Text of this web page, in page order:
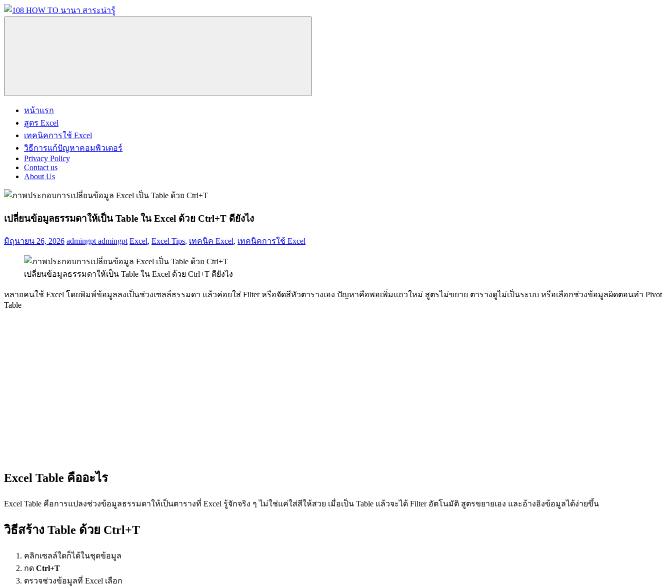
Skip
to
รู้
การ
และ
อื่นๆ
มากมาย
Menu
หน้าแรก
สูตร Excel
เทคนิคการใช้ Excel
วิธีการแก้ปัญหาคอมพิวเตอร์
Privacy Policy
Contact us
About Us
เปลี่ยนข้อมูลธรรมดาให้เป็น Table ใน Excel ด้วย Ctrl+T ดียังไง
มิถุนายน 26, 2026 admingpt admingpt Excel, Excel Tips, เทคนิค Excel, เทคนิคการใช้ Excel
เปลี่ยนข้อมูลธรรมดาให้เป็น Table ใน Excel ด้วย Ctrl+T ดียังไง
หลายคนใช้ Excel โดยพิมพ์ข้อมูลลงเป็นช่วงเซลล์ธรรมดา แล้วค่อยใส่ Filter หรือจัดสีหัวตารางเอง ปัญหาคือพอเพิ่มแถวใหม่ สูตรไม่ขยาย ตารางดูไม่เป็นระบบ หรือเลือกช่วงข้อมูลผิดตอนทำ Pivot
Table
Excel Table คืออะไร
Excel Table คือการแปลงช่วงข้อมูลธรรมดาให้เป็นตารางที่ Excel รู้จักจริง ๆ ไม่ใช่แค่ใส่สีให้สวย เมื่อเป็น Table แล้วจะได้ Filter อัตโนมัติ สูตรขยายเอง และอ้างอิงข้อมูลได้ง่ายขึ้น
วิธีสร้าง Table ด้วย Ctrl+T
คลิกเซลล์ใดก็ได้ในชุดข้อมูล
กด Ctrl+T
ตรวจช่วงข้อมูลที่ Excel เลือก